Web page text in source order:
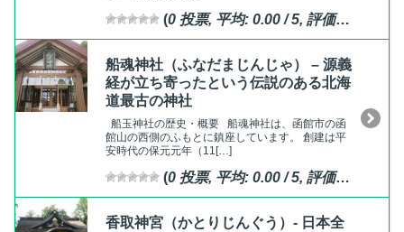
(0 投票, 平均: 0.00 / 5, 評価済
船魂神社（ふなだまじんじゃ） – 源義
経が立ち寄ったという伝説のある北海
道最古の神社
船玉神社の歴史・概要 船魂神社は、函館市の函
館山の西側のふもとに鎮座しています。 創建は平
安時代の保元元年（11[…]
(0 投票, 平均: 0.00 / 5, 評価済
香取神宮（かとりじんぐう）- 日本全